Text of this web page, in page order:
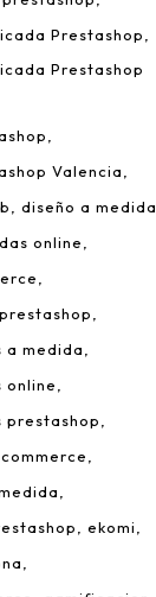
Prestashop
Prestashop
Valencia
diseño a medida
online
a medida
online
prestashop
ekomi